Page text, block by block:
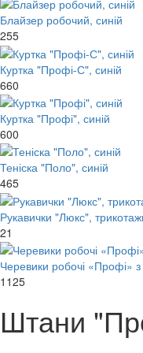
Блайзер робочий, синій
255
Куртка "Профі-С", синій
660
Куртка "Профі", синій
600
Теніска "Поло", синій
465
Рукавички "Люкс",
21
Черевики робочі «Профі»
1125
Штани